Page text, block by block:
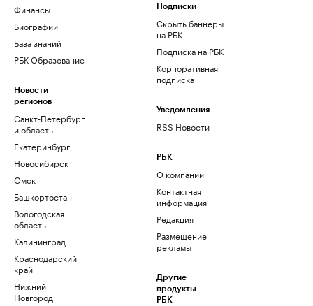
Финансы
Биографии
База знаний
РБК Образование
Новости
регионов
Санкт-Петербург
и область
Екатеринбург
Новосибирск
Омск
Башкортостан
Вологодская
область
Калининград
Краснодарский
край
Нижний
Новгород
Подписки
Скрыть баннеры
на РБК
Подписка на РБК
Корпоративная
подписка
Уведомления
RSS Новости
РБК
О компании
Контактная
информация
Редакция
Размещение
рекламы
Другие
продукты
РБК